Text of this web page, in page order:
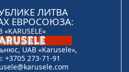
ЛИТВА
ЕВРОСОЮЗА:
«KARUSELE»
UAB «Karusele»,
+3705 273-71-91